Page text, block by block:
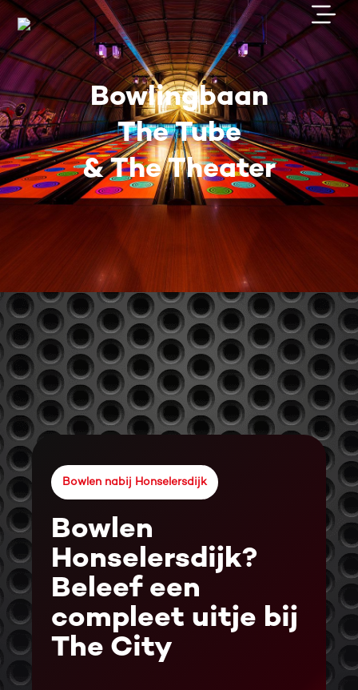
Bowlingbaan
The Tube
& The Theater
Bowlen nabij Honselersdijk
Bowlen
Honselersdijk?
Beleef een
compleet uitje bij
The City